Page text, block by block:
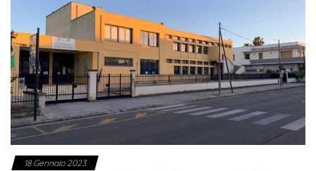
18 Gennaio 2023